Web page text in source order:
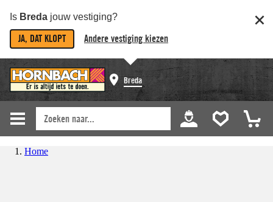
Is Breda jouw vestiging?
JA, DAT KLOPT Andere vestiging kiezen
Breda
Home